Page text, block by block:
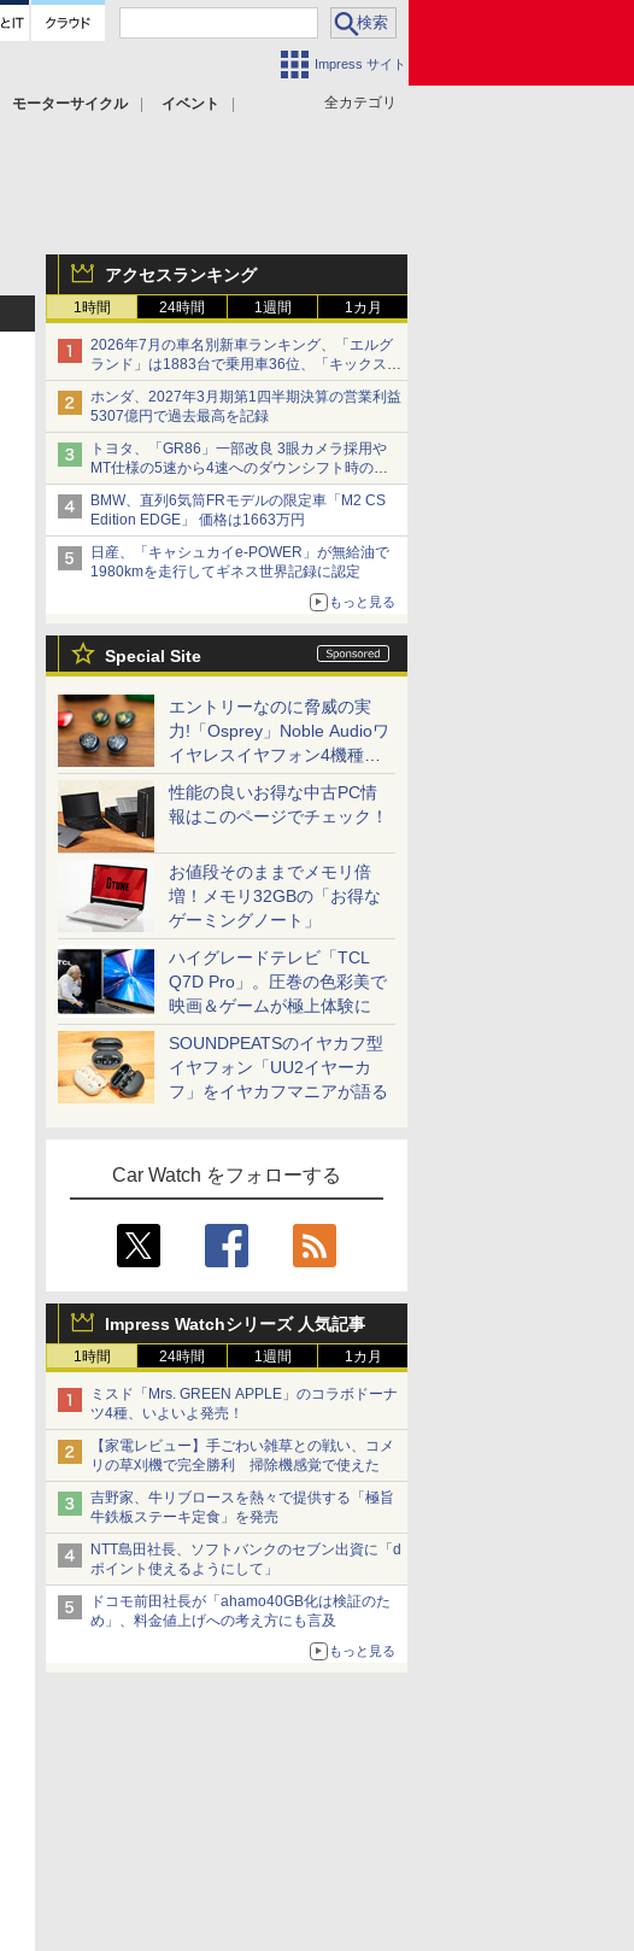
Impress サイト
全カテゴリ
モーターサイクル
イベント
アクセスランキング
1時間 24時間 1週間 1カ月
2026年7月の車名別新車ランキング、「エルグ
ランド」は1883台で乗用車36位、「キックス」
は2591台で27位に
ホンダ、2027年3月期第1四半期決算の営業利益
5307億円で過去最高を記録
トヨタ、「GR86」一部改良 3眼カメラ採用や
MT仕様の5速から4速へのダウンシフト時の操
作性向上など
BMW、直列6気筒FRモデルの限定車「M2 CS
Edition EDGE」 価格は1663万円
日産、「キャシュカイe-POWER」が無給油で
1980kmを走行してギネス世界記録に認定
もっと見る
Special Site
エントリーなのに脅威の実
力!「Osprey」Noble Audioワ
イヤレスイヤフォン4機種を
一気に聴く
性能の良いお得な中古PC情
報はこのページでチェック！
お値段そのままでメモリ倍
増！メモリ32GBの「お得な
ゲーミングノート」
ハイグレードテレビ「TCL
Q7D Pro」。圧巻の色彩美で
映画＆ゲームが極上体験に
SOUNDPEATSのイヤカフ型
イヤフォン「UU2イヤーカ
フ」をイヤカフマニアが語る
Car Watch をフォローする
Impress Watchシリーズ 人気記事
1時間 24時間 1週間 1カ月
ミスド「Mrs. GREEN APPLE」のコラボドーナ
ツ4種、いよいよ発売！
【家電レビュー】手ごわい雑草との戦い、コメ
リの草刈機で完全勝利 掃除機感覚で使えた
吉野家、牛リブロースを熱々で提供する「極旨
牛鉄板ステーキ定食」を発売
NTT島田社長、ソフトバンクのセブン出資に「d
ポイント使えるようにして」
ドコモ前田社長が「ahamo40GB化は検証のた
め」、料金値上げへの考え方にも言及
もっと見る